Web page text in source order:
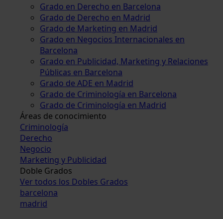
Grado en Derecho en Barcelona
Grado de Derecho en Madrid
Grado de Marketing en Madrid
Grado en Negocios Internacionales en
Barcelona
Grado en Publicidad, Marketing y Relaciones
Públicas en Barcelona
Grado de ADE en Madrid
Grado de Criminología en Barcelona
Grado de Criminología en Madrid
Áreas de conocimiento
Criminología
Derecho
Negocio
Marketing y Publicidad
Doble Grados
Ver todos los Dobles Grados
barcelona
madrid